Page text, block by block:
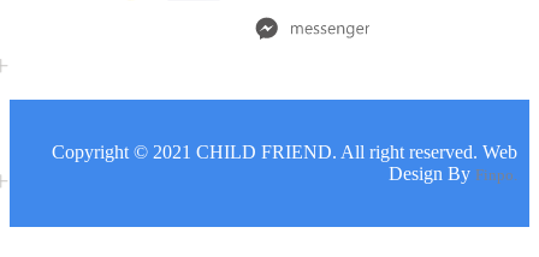
Copyright © 2021 CHILD FRIEND. All right reserved. Web
Design By Finpo.